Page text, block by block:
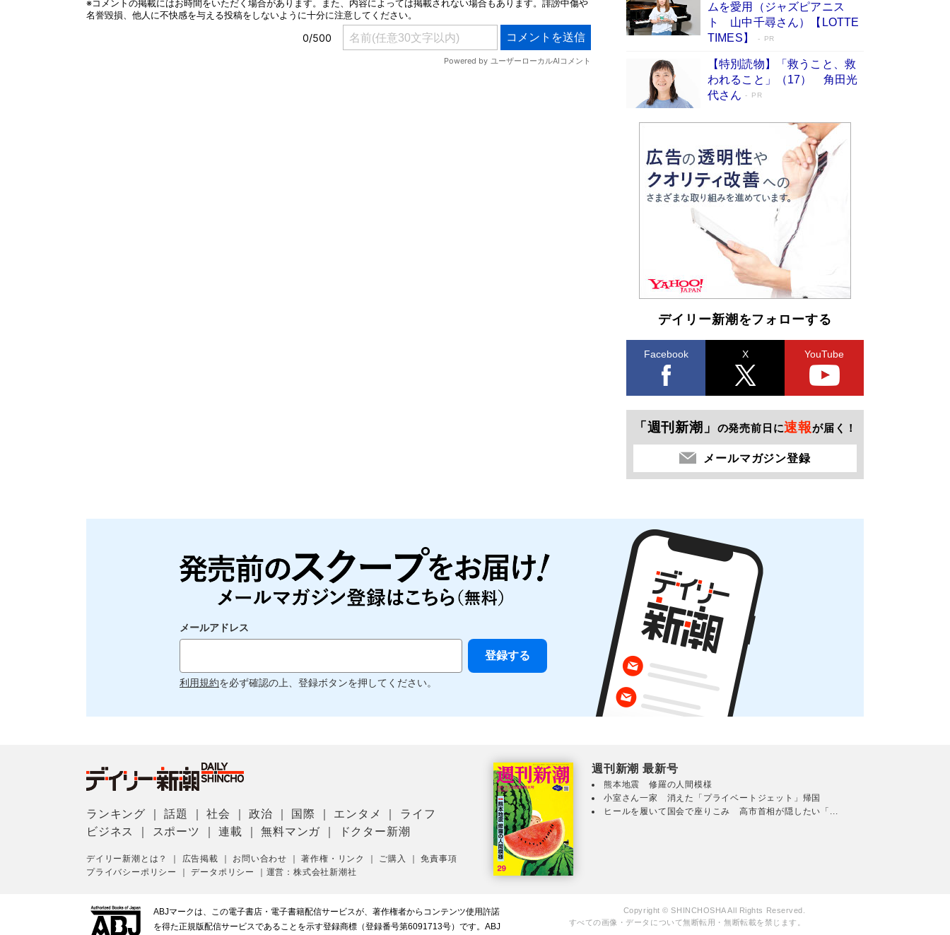
「不意に涙が出そうに…」高嶋政伸が明かし
た“13歳の娘を暴行する役”への葛藤 インティマ
シーコーディネーターに支えられたNHK『大奥』
ムを愛用（ジャズピアニス
ト 山中千尋さん）【LOTTE
TIMES】
PR
【特別読物】「救うこと、救
われること」（17） 角田光
代さん
PR
デイリー新潮をフォローする
Facebook X YouTube
「週刊新潮」 の発売前日に速報が届く！
メールマガジン登録
メールアドレス
利用規約を必ず確認の上、登録ボタンを押してください。
ランキング ｜話題 ｜社会 ｜政治 国際 エンタメ
ライフ
ビジネス
スポーツ ｜連載 ｜無料マンガ ドクター新潮
デイリー新潮とは？ 広告掲載 お問い合わせ ｜著作権・リンク ご購入 ｜免責事項
プライバシーポリシー
｜データポリシー 運営：株式会社新潮社
週刊新潮 最新号
熊本地震 修羅の人間模様
小室さん一家 消えた「プライベートジェット」帰国
ヒールを履いて国会で座りこみ 高市首相が隠したい「...
ABJマークは、この電子書店・電子書籍配信サービスが、著作権者からコンテンツ使用許諾
を得た正規版配信サービスであることを示す登録商標（登録番号第6091713号）です。ABJ
Copyright © SHINCHOSHA All Rights Reserved.
すべての画像・データについて無断転用・無断転載を禁じます。